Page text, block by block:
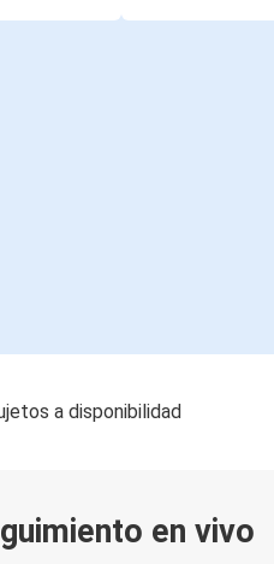
a disponibilidad
en vivo